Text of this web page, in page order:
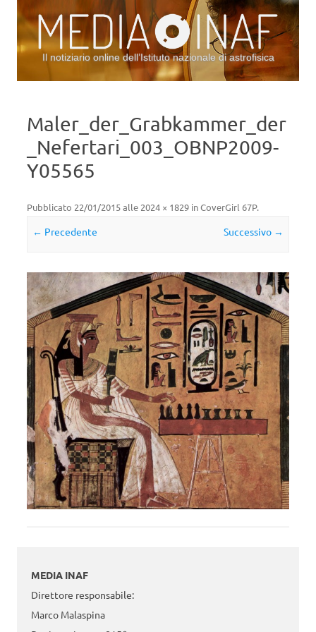
Il notiziario online dell’Istituto nazionale di astrofisica
Maler_der_Grabkammer_der
_Nefertari_003_OBNP2009-
Y05565
Pubblicato 22/01/2015alle 2024 × 1829 inCoverGirl 67P.
← Precedente Successivo →
MEDIA INAF
Direttore responsabile:
Marco Malaspina